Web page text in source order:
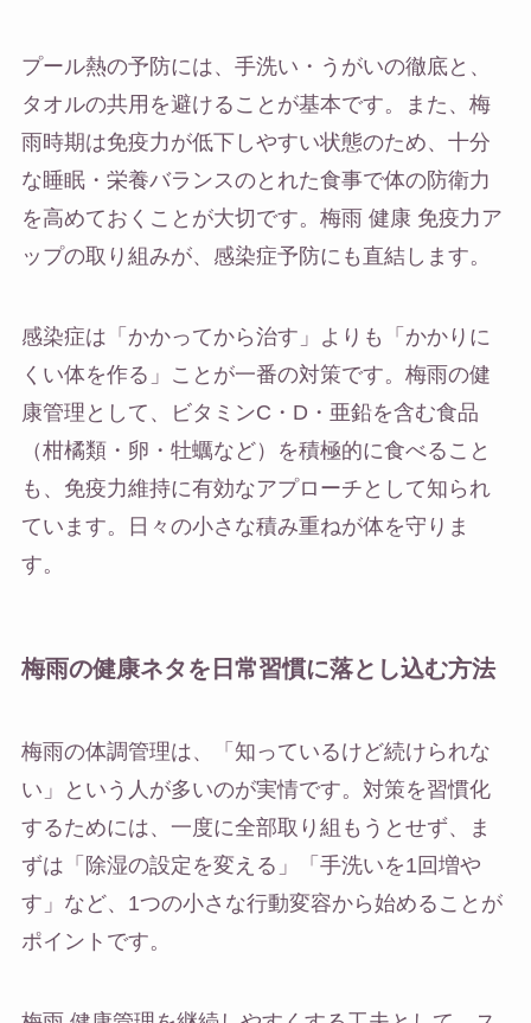
プール熱の予防には、手洗い・うがいの徹底と、
タオルの共用を避けることが基本です。また、梅
雨時期は免疫力が低下しやすい状態のため、十分
な睡眠・栄養バランスのとれた食事で体の防衛力
を高めておくことが大切です。梅雨 健康 免疫力ア
ップの取り組みが、感染症予防にも直結します。
感染症は「かかってから治す」よりも「かかりに
くい体を作る」ことが一番の対策です。梅雨の健
康管理として、ビタミンC・D・亜鉛を含む食品
（柑橘類・卵・牡蠣など）を積極的に食べること
も、免疫力維持に有効なアプローチとして知られ
ています。日々の小さな積み重ねが体を守りま
す。
梅雨の健康ネタを日常習慣に落とし込む方法
梅雨の体調管理は、「知っているけど続けられな
い」という人が多いのが実情です。対策を習慣化
するためには、一度に全部取り組もうとせず、ま
ずは「除湿の設定を変える」「手洗いを1回増や
す」など、1つの小さな行動変容から始めることが
ポイントです。